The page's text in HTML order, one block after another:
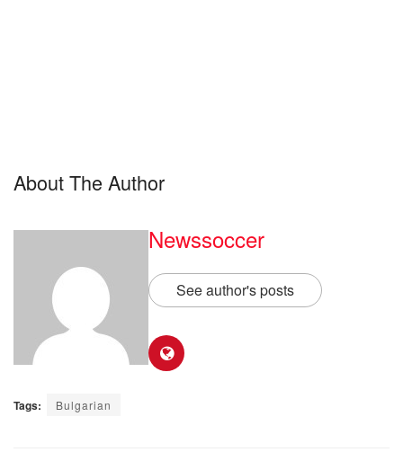
About The Author
Newssoccer
See author's posts
Tags: Bulgarian